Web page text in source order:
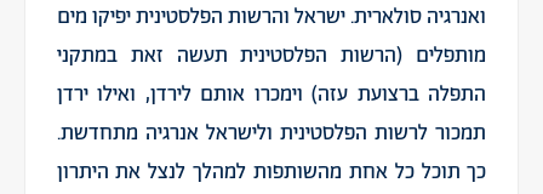
ואנרגיה סולארית. ישראל והרשות הפלסטינית יפיקו מים
מותפלים (הרשות הפלסטינית תעשה זאת במתקני
התפלה ברצועת עזה) וימכרו אותם לירדן, ואילו ירדן
תמכור לרשות הפלסטינית ולישראל אנרגיה מתחדשת.
כך תוכל כל אחת מהשותפות למהלך לנצל את היתרון